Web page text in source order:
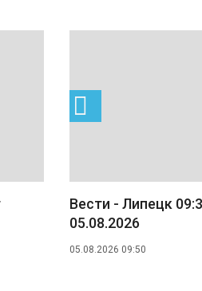
Вести - Липецк
05.08.2026
05.08.2026 09:50